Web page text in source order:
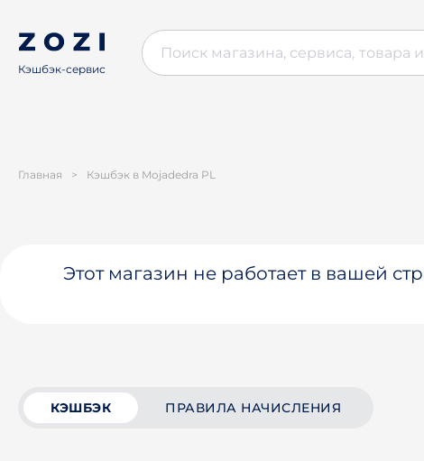
Кэшбэк-сервис
Главная > Кэшбэк в Mojadedra PL
Этот магазин не работает в вашей
КЭШБЭК ПРАВИЛА НАЧИСЛЕНИЯ